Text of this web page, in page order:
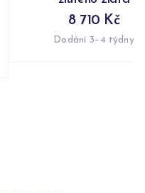
8 710 Kč
Dodání 3–4 týdny